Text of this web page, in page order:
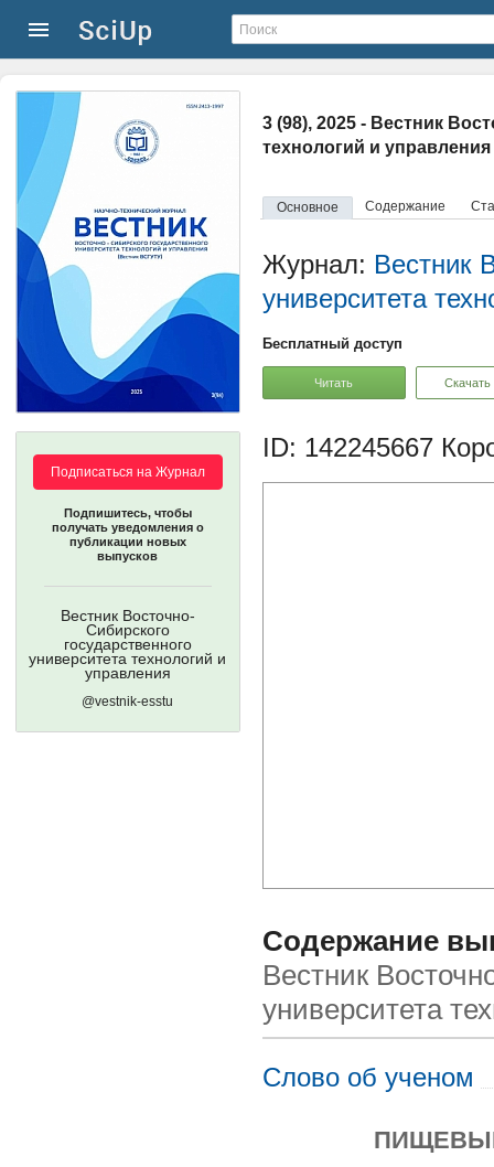
3 (98), 2025 - Вестник
технологий и управления
Основное Содержание
Подписаться на Журнал
Подпишитесь, чтобы
получать уведомления о
публикации новых
выпусков
Вестник Восточно-
Сибирского
государственного
университета технологий и
управления
@vestnik-esstu
Журнал: Вестник
университета
Бесплатный доступ
Читать Скачать
ID: 142245667
Содержание
Вестник
университета
Слово об ученом